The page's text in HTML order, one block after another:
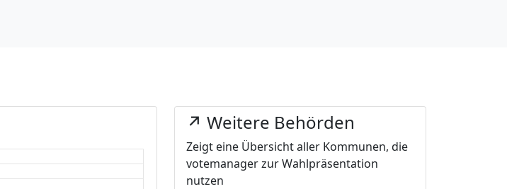
Weitere Behörden
Zeigt eine Übersicht aller Kommunen, die
votemanager zur Wahlpräsentation
nutzen